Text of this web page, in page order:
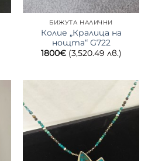
БИЖУТА НАЛИЧНИ
Колие „Кралица на
нощта“ G722
1800€ (3,520.49 лв.)